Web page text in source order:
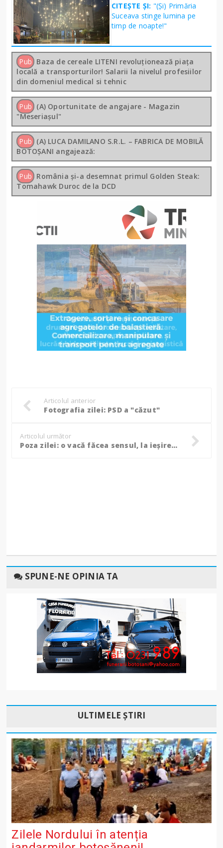
CITEȘTE ȘI: "(Și) Primăria
Suceava stinge lumina pe
timp de noapte!"
Pub Baza de cereale LITENI revoluționează piața
locală a transporturilor! Salarii la nivelul profesiilor
din domeniul medical si tehnic
Pub (A) Oportunitate de angajare - Magazin
"Meseriașul"
Pub (A) LUCA DAMILANO S.R.L. – FABRICA DE MOBILĂ
BOTOȘANI angajează:
Pub România și-a desemnat primul Golden Steak:
Tomahawk Duroc de la DCD
Articolul anterior
Fotografia zilei: PSD a "căzut"
Articolul următor
Poza zilei: o vacă făcea sensul, la ieșirea din oraș spre Lebăda
SPUNE-NE OPINIA TA
ULTIMELE ȘTIRI
Zilele Nordului în atenția